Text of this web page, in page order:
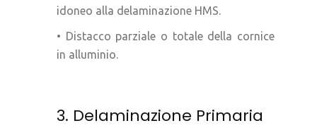
idoneo alla delaminazione HMS.
• Distacco parziale o totale della cornice
in alluminio.
3. Delaminazione Primaria